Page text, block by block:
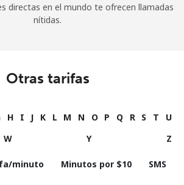
directas en el mundo te ofrecen llamadas
nítidas.
Otras tarifas
H I J K L M N O P Q R S T
U
W Y Z
minuto Minutos por ⁦$10⁩ SMS